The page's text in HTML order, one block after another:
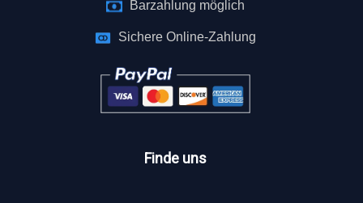
Barzahlung möglich
Sichere Online-Zahlung
Finde uns